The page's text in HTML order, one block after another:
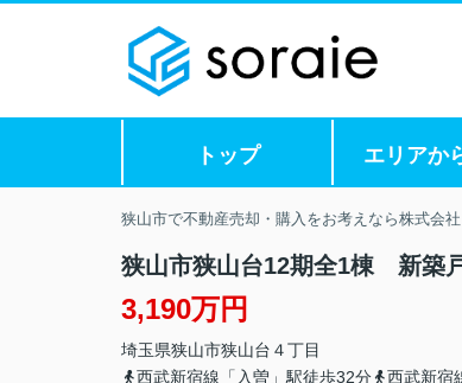
トップ エリアか
狭山市で不動産売却・購入をお考えなら株式会
狭山市狭山台12期全1棟 新築
3,190万円
埼玉県狭山市狭山台 ４丁目
西武新宿線「入曽」駅徒歩32分
西武新宿